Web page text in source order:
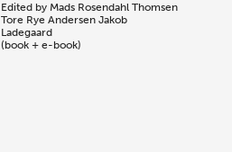
Edited by Mads Rosendahl Thomsen
Tore Rye Andersen Jakob
Ladegaard
(book + e-book)